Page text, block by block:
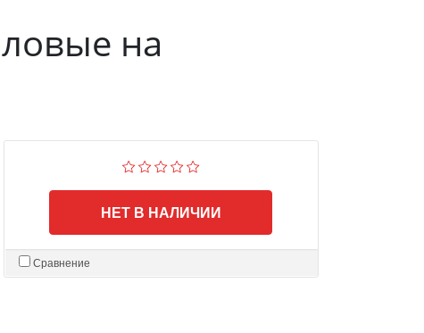
на
НЕТ В НАЛИЧИИ
Сравнение